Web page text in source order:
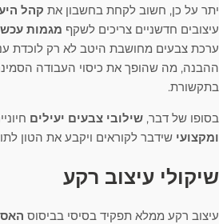
יתר על כן, חשוב לקחת בחשבון את קהל
עיצובים חדשניים צריכים לשקף מגמות
ערכת צבעים מחושבת היטב לא רק לוכדת
ההבנה, מה שהופך את כיסוי העבודה
בתקשורת.
בסופו של דבר, שילובי צבעים יעילים
ומקצועי שידבר לקוראים ויקבע את הטון
שיקולי עיצוב רקע
עיצוב רקע ממלא תפקיד בסיסי בביסוס